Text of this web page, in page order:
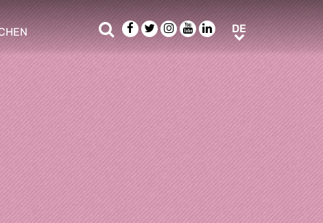
sub menu
SucheFacebook
TwitterInstagram
YoutubeLinkedIn
DEDE